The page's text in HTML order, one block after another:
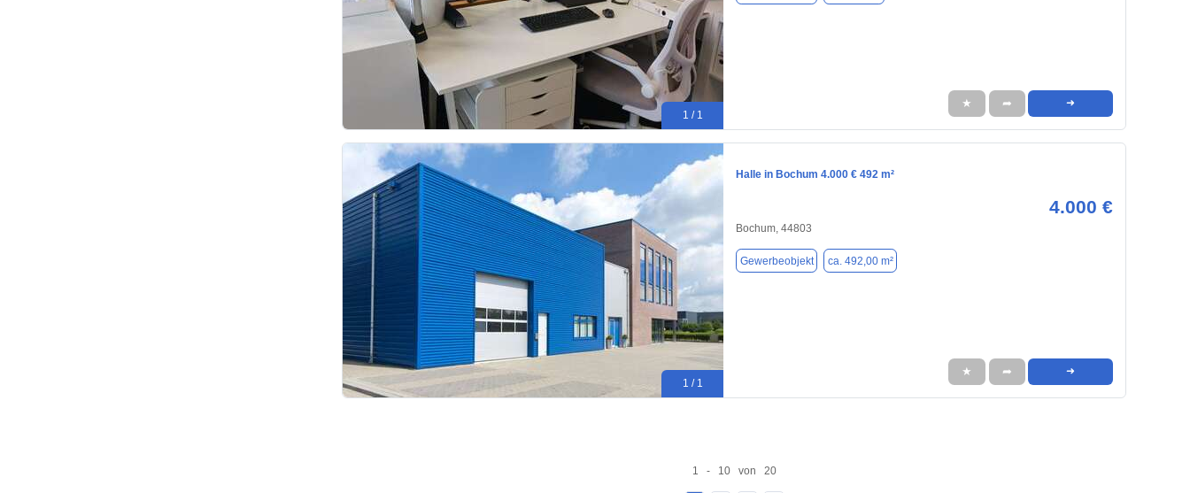
1 / 1
★ ➦ ➜
1 / 1
Halle in Bochum 4.000 € 492 m²
4.000 €
Bochum, 44803
Gewerbeobjekt ca. 492,00 m²
★ ➦ ➜
1 - 10 von 20